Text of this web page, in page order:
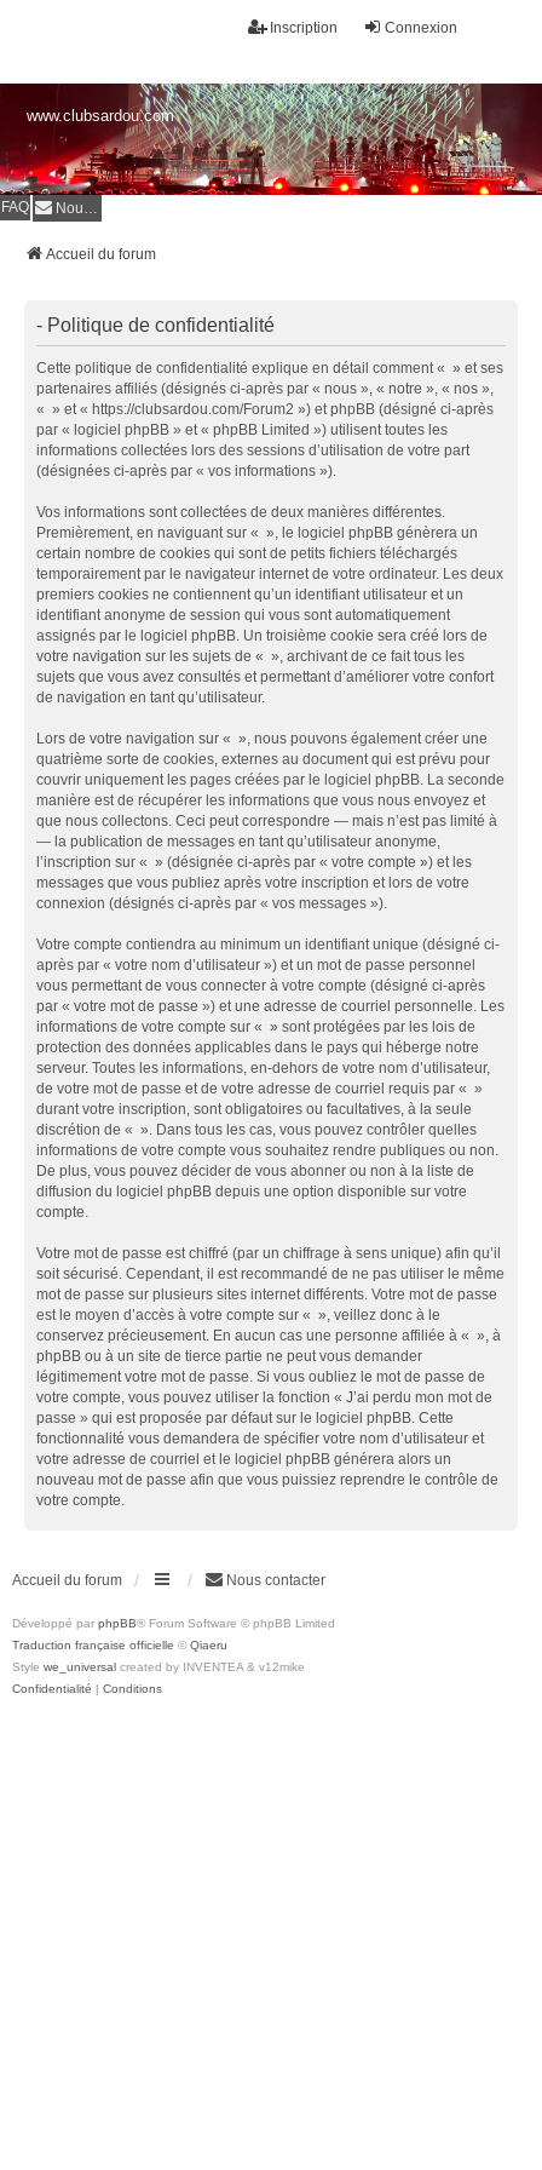
Connexion
Inscription
www.clubsardou.com
FAQ Nous contacter
Accueil du forum
- Politique de confidentialité
Cette politique de confidentialité explique en détail comment « » et ses
partenaires affiliés (désignés ci-après par « nous », « notre », « nos »,
« » et « https://clubsardou.com/Forum2 ») et phpBB (désigné ci-après
par « logiciel phpBB » et « phpBB Limited ») utilisent toutes les
informations collectées lors des sessions d’utilisation de votre part
(désignées ci-après par « vos informations »).
Vos informations sont collectées de deux manières différentes.
Premièrement, en naviguant sur « », le logiciel phpBB génèrera un
certain nombre de cookies qui sont de petits fichiers téléchargés
temporairement par le navigateur internet de votre ordinateur. Les deux
premiers cookies ne contiennent qu’un identifiant utilisateur et un
identifiant anonyme de session qui vous sont automatiquement
assignés par le logiciel phpBB. Un troisième cookie sera créé lors de
votre navigation sur les sujets de « », archivant de ce fait tous les
sujets que vous avez consultés et permettant d’améliorer votre confort
de navigation en tant qu’utilisateur.
Lors de votre navigation sur « », nous pouvons également créer une
quatrième sorte de cookies, externes au document qui est prévu pour
couvrir uniquement les pages créées par le logiciel phpBB. La seconde
manière est de récupérer les informations que vous nous envoyez et
que nous collectons. Ceci peut correspondre — mais n’est pas limité à
— la publication de messages en tant qu’utilisateur anonyme,
l’inscription sur « » (désignée ci-après par « votre compte ») et les
messages que vous publiez après votre inscription et lors de votre
connexion (désignés ci-après par « vos messages »).
Votre compte contiendra au minimum un identifiant unique (désigné ci-
après par « votre nom d’utilisateur ») et un mot de passe personnel
vous permettant de vous connecter à votre compte (désigné ci-après
par « votre mot de passe ») et une adresse de courriel personnelle. Les
informations de votre compte sur « » sont protégées par les lois de
protection des données applicables dans le pays qui héberge notre
serveur. Toutes les informations, en-dehors de votre nom d’utilisateur,
de votre mot de passe et de votre adresse de courriel requis par « »
durant votre inscription, sont obligatoires ou facultatives, à la seule
discrétion de « ». Dans tous les cas, vous pouvez contrôler quelles
informations de votre compte vous souhaitez rendre publiques ou non.
De plus, vous pouvez décider de vous abonner ou non à la liste de
diffusion du logiciel phpBB depuis une option disponible sur votre
compte.
Votre mot de passe est chiffré (par un chiffrage à sens unique) afin qu’il
soit sécurisé. Cependant, il est recommandé de ne pas utiliser le même
mot de passe sur plusieurs sites internet différents. Votre mot de passe
est le moyen d’accès à votre compte sur « », veillez donc à le
conservez précieusement. En aucun cas une personne affiliée à « », à
phpBB ou à un site de tierce partie ne peut vous demander
légitimement votre mot de passe. Si vous oubliez le mot de passe de
votre compte, vous pouvez utiliser la fonction « J’ai perdu mon mot de
passe » qui est proposée par défaut sur le logiciel phpBB. Cette
fonctionnalité vous demandera de spécifier votre nom d’utilisateur et
votre adresse de courriel et le logiciel phpBB générera alors un
nouveau mot de passe afin que vous puissiez reprendre le contrôle de
votre compte.
Accueil du forum Nous contacter
Développé par phpBB® Forum Software © phpBB Limited
Traduction française officielle © Qiaeru
Style we_universal created by INVENTEA & v12mike
Confidentialité | Conditions